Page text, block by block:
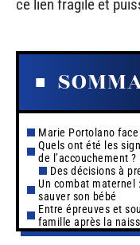
ce lien fragile et
Marie Portolano
Quels ont été les
de l’accouchement ?
Des décisions à
Un combat maternel
sauver son bébé
Entre épreuves et
famille après la